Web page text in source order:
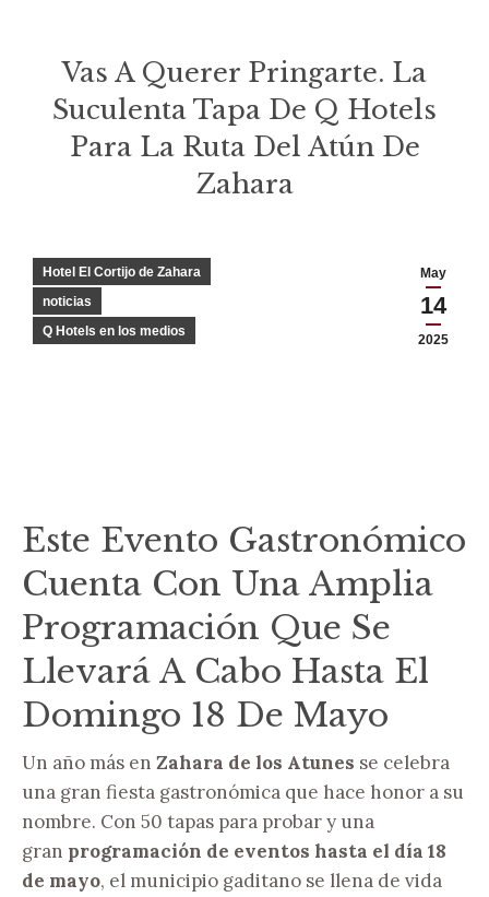
Vas A Querer Pringarte. La
Suculenta Tapa De Q Hotels
Para La Ruta Del Atún De
Zahara
May
14
2025
Hotel El Cortijo de Zahara
noticias
Q Hotels en los medios
Este Evento Gastronómico
Cuenta Con Una Amplia
Programación Que Se
Llevará A Cabo Hasta El
Domingo 18 De Mayo
Un año más en Zahara de los Atunes se celebra
una gran fiesta gastronómica que hace honor a su
nombre. Con 50 tapas para probar y una
gran programación de eventos hasta el día 18
de mayo, el municipio gaditano se llena de vida